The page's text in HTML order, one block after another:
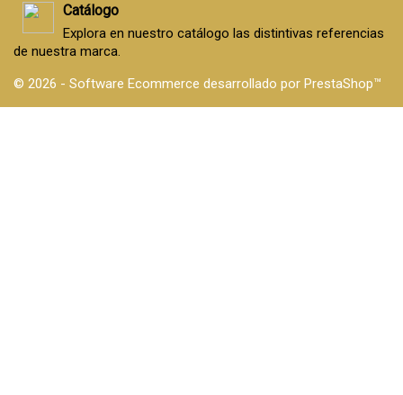
Catálogo
Explora en nuestro catálogo las distintivas referencias
de nuestra marca.
© 2026 - Software Ecommerce desarrollado por PrestaShop™